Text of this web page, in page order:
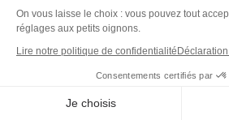
On vous laisse le choix : vous pouvez tout
réglages aux petits oignons.
Lire notre politique de confidentialité
Consentements certifiés par
Je choisis